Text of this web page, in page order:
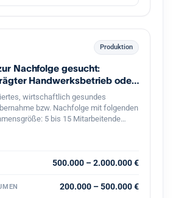
Produktion
Nachfolge gesucht:
Handwerksbetrieb oder
wirtschaftlich gesundes
bzw. Nachfolge mit folgenden
5 bis 15 Mitarbeitende
bis 2 Mio. Euro Branche: Handwerk,
Kundenstamm Produkte &
oder Leistungen Perspektive:
500.000 – 2.000.000 €
200.000 – 500.000 €